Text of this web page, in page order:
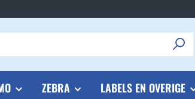
ZEBRA LABELS EN OVERIGE